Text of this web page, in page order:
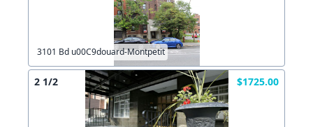
3101 Bd u00C9douard-Montpetit
2 1/2 $1725.00